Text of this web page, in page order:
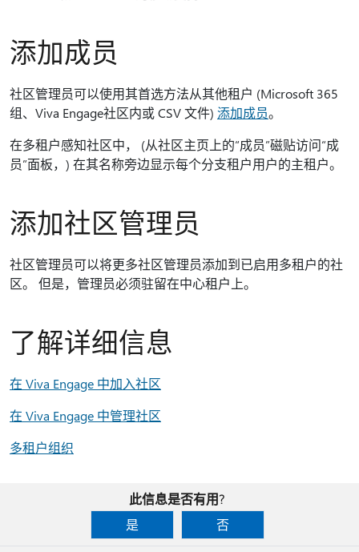
添加成员
社区管理员可以使用其首选方法从其他租户 (Microsoft 365
组、Viva Engage社区内或 CSV 文件) 添加成员。
在多租户感知社区中， (从社区主页上的“成员”磁贴访问“成
员”面板，) 在其名称旁边显示每个分支租户用户的主租户。
添加社区管理员
社区管理员可以将更多社区管理员添加到已启用多租户的社
区。 但是，管理员必须驻留在中心租户上。
了解详细信息
在 Viva Engage 中加入社区
在 Viva Engage 中管理社区
多租户组织
此信息是否有用?
是
否